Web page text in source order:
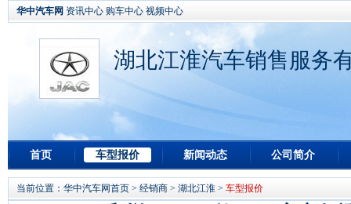
华中汽车网 资讯中心 购车中心 视频中心
湖北江淮汽车销售服务
首页 车型报价 新闻动态 公司简介
当前位置： 华中汽车网首页 > 经销商 > 湖北江淮 > 车型报价